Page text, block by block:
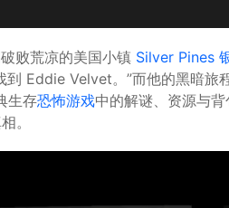
败荒凉的美国小镇 Silver Pines
Eddie Velvet。”而他的黑暗旅
生存恐怖游戏中的解谜、资源与
。